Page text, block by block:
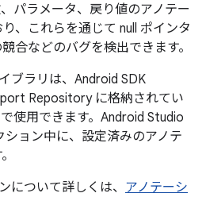
パラメータ、戻り値のアノテー
、これらを通じて null ポインタ
合などのバグを検出できます。
ブラリは、Android SDK
Repository に格納されてい
使用できます。Android Studio
ション中に、設定済みのアノテ
について詳しくは、 アノテーシ